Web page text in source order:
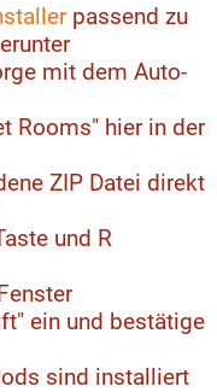
passend zu
mit dem Auto-
Rooms" hier in der
ZIP Datei direkt
und R
ein und bestätige
sind installiert